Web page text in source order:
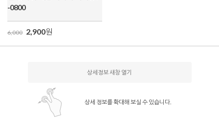
-0800
6,000 2,900원
상세정보 새창 열기
상세 정보를 확대해 보실 수 있습니다.